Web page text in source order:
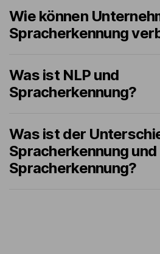
Wie können
Spracherkennung
Was ist NLP und
Spracherkennung?
Was ist der
Spracherkennung und
Spracherkennung?